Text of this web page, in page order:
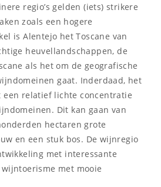
regio’s gelden (iets) strikere
zoals een hogere
is Alentejo het Toscane van
heuvellandschappen, de
als het om de geografische
gaat. Inderdaad, het
een relatief lichte concentratie
Dit kan gaan van
hectaren grote
en een stuk bos. De wijnregio
met interessante
met mooie